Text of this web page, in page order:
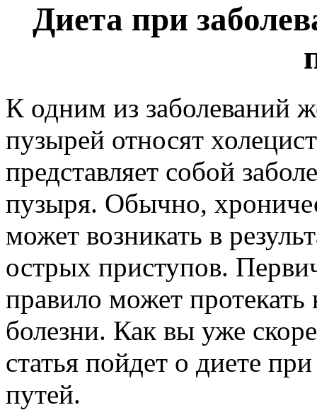
Диета при
К одним из заболеваний
пузырей относят
представляет собой
пузыря. Обычно,
может возникать в
острых приступов.
правило может
болезни. Как вы уже
статья пойдет о диете
путей.